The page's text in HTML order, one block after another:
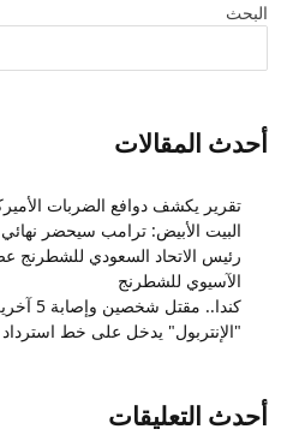
البحث
أحدث المقالات
تقرير يكشف دوافع الضربات
البيت الأبيض: ترامب سيحضر نهائي
رئيس الاتحاد السعودي للشطرنج
الآسيوي للشطرنج
كندا.. مقتل شخصين وإصابة 5 آخرين في إطلاق نار بتورونتو
"الإنتربول" يدخل على خط استرداد
أحدث التعليقات